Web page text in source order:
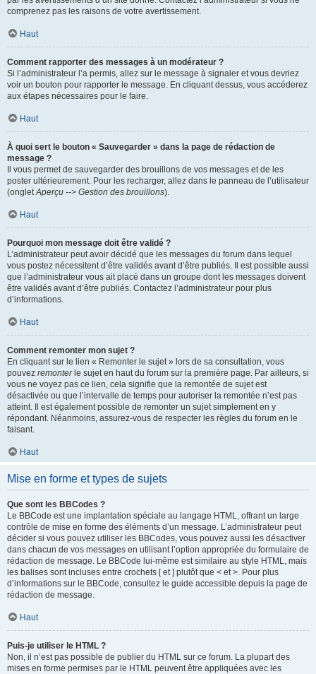
comprenez pas les raisons de votre avertissement.
Haut
Comment rapporter des messages à un modérateur ?
Si l’administrateur l’a permis, allez sur le message à signaler et vous devriez
voir un bouton pour rapporter le message. En cliquant dessus, vous accéderez
aux étapes nécessaires pour le faire.
Haut
À quoi sert le bouton « Sauvegarder » dans la page de rédaction de
message ?
Il vous permet de sauvegarder des brouillons de vos messages et de les
poster ultérieurement. Pour les recharger, allez dans le panneau de l’utilisateur
(ongletAperçu --> Gestion des brouillons).
Haut
Pourquoi mon message doit être validé ?
L’administrateur peut avoir décidé que les messages du forum dans lequel
vous postez nécessitent d’être validés avant d’être publiés. Il est possible aussi
que l’administrateur vous ait placé dans un groupe dont les messages doivent
être validés avant d’être publiés. Contactez l’administrateur pour plus
d’informations.
Haut
Comment remonter mon sujet ?
En cliquant sur le lien « Remonter le sujet » lors de sa consultation, vous
pouvez remonterle sujet en haut du forum sur la première page. Par ailleurs, si
vous ne voyez pas ce lien, cela signifie que la remontée de sujet est
désactivée ou que l’intervalle de temps pour autoriser la remontée n’est pas
atteint. Il est également possible de remonter un sujet simplement en y
répondant. Néanmoins, assurez-vous de respecter les règles du forum en le
faisant.
Haut
Mise en forme et types de sujets
Que sont les BBCodes ?
Le BBCode est une implantation spéciale au langage HTML, offrant un large
contrôle de mise en forme des éléments d’un message. L’administrateur peut
décider si vous pouvez utiliser les BBCodes, vous pouvez aussi les désactiver
dans chacun de vos messages en utilisant l’option appropriée du formulaire de
rédaction de message. Le BBCode lui-même est similaire au style HTML, mais
les balises sont incluses entre crochets [ et ] plutôt que < et >. Pour plus
d’informations sur le BBCode, consultez le guide accessible depuis la page de
rédaction de message.
Haut
Puis-je utiliser le HTML ?
Non, il n’est pas possible de publier du HTML sur ce forum. La plupart des
mises en forme permises par le HTML peuvent être appliquées avec les